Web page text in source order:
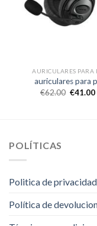
AURICULARES PARA
auriculares para
€62.00 €41.00
POLÍTICAS
Politica de privacidad
Política de